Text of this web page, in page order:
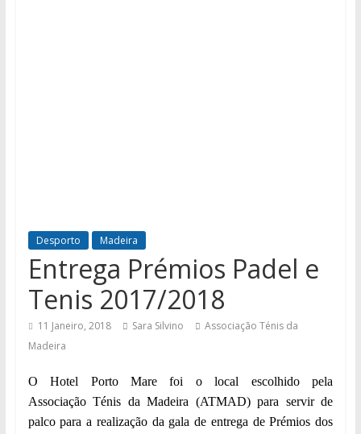
Desporto Madeira
Entrega Prémios Padel e
Tenis 2017/2018
11 Janeiro, 2018 Sara Silvino
Associação Ténis da
Madeira
OHotel Porto Mare foi o local escolhido pela
Associação Ténis da Madeira (ATMAD) para servir de
palco para a realização dagala de entrega dePrémios dos